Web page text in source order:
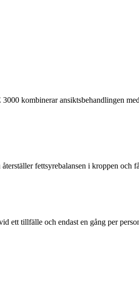
kombinerar ansiktsbehandlingen
fettsyrebalansen i kroppen och
ett tillfälle och endast en gång per